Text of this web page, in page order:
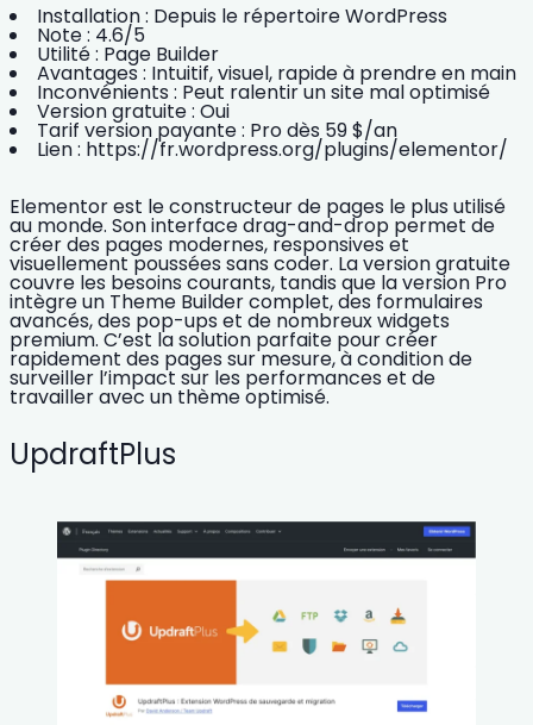
Installation : Depuis le répertoire WordPress
Note : 4.6/5
Utilité : Page Builder
Avantages : Intuitif, visuel, rapide à prendre en main
Inconvénients : Peut ralentir un site mal optimisé
Version gratuite : Oui
Tarif version payante : Pro dès 59 $/an
Lien : https://fr.wordpress.org/plugins/elementor/
Elementorest le constructeur de pages le plus utilisé
au monde. Son interface drag-and-drop permet de
créer des pages modernes, responsives et
visuellement poussées sans coder. La version gratuite
couvre les besoins courants, tandis que la version Pro
intègre un Theme Builder complet, des formulaires
avancés, des pop-ups et de nombreux widgets
premium. C’est la solution parfaite pour créer
rapidement des pages sur mesure, à condition de
surveiller l’impact sur les performances et de
travailler avec un thème optimisé.
UpdraftPlus